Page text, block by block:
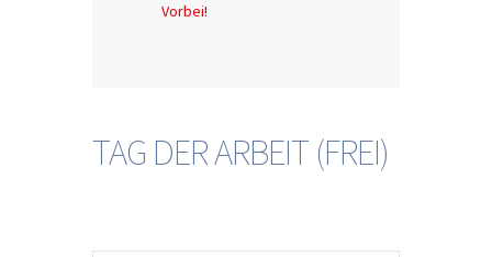
Vorbei!
TAG DER ARBEIT (FREI)